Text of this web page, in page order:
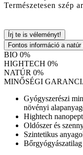
Természetesen szép
Írj te is véleményt!
Fontos információ a natúr
BIO 0%
HIGHTECH 0%
NATÚR 0%
MINŐSÉGI
Gyógyszerészi
növényi
Hightech
Oldószer és
Szintetikus